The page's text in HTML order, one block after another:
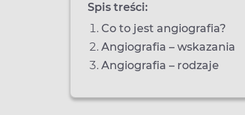
Spis treści:
Co to jest angiografia?
Angiografia – wskazania
Angiografia – rodzaje